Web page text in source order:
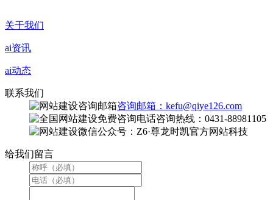
关于我们
ai资讯
ai动态
联系我们
咨询邮箱：kefu@qiye126.com
咨询热线：0431-88981105
微信公众号：Z6·尊龙时凯官方网站科技
给我们留言